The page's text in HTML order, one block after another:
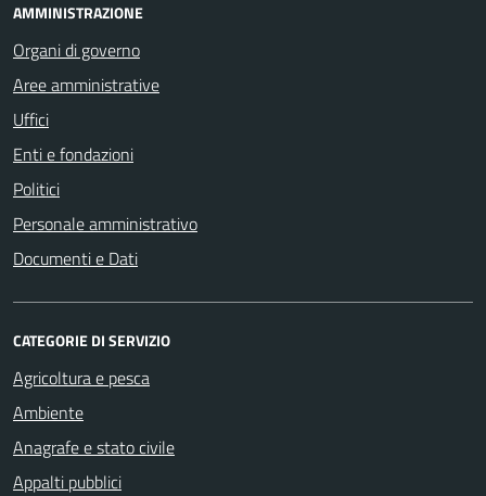
AMMINISTRAZIONE
Organi di governo
Aree amministrative
Uffici
Enti e fondazioni
Politici
Personale amministrativo
Documenti e Dati
CATEGORIE DI SERVIZIO
Agricoltura e pesca
Ambiente
Anagrafe e stato civile
Appalti pubblici